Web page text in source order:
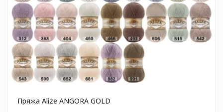
Пряжа Alize ANGORA GOLD